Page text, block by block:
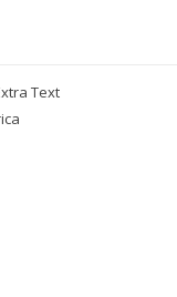
Text